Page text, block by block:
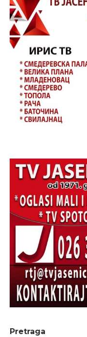
Pretraga